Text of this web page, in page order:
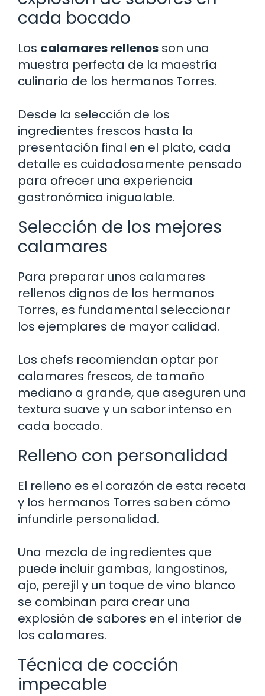
cada bocado
Los calamares rellenos son una
muestra perfecta de la maestría
culinaria de los hermanos Torres.
Desde la selección de los
ingredientes frescos hasta la
presentación final en el plato, cada
detalle es cuidadosamente pensado
para ofrecer una experiencia
gastronómica inigualable.
Selección de los mejores
calamares
Para preparar unos calamares
rellenos dignos de los hermanos
Torres, es fundamental seleccionar
los ejemplares de mayor calidad.
Los chefs recomiendan optar por
calamares frescos, de tamaño
mediano a grande, que aseguren una
textura suave y un sabor intenso en
cada bocado.
Relleno con personalidad
El relleno es el corazón de esta receta
y los hermanos Torres saben cómo
infundirle personalidad.
Una mezcla de ingredientes que
puede incluir gambas, langostinos,
ajo, perejil y un toque de vino blanco
se combinan para crear una
explosión de sabores en el interior de
los calamares.
Técnica de cocción
impecable